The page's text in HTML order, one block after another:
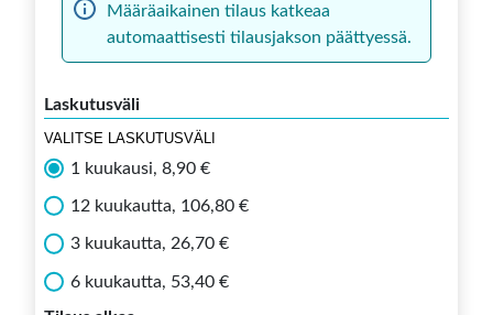
Määräaikainen tilaus katkeaa
automaattisesti tilausjakson päättyessä.
Laskutusväli
VALITSE LASKUTUSVÄLI
1 kuukausi, 8,90 €
12 kuukautta, 106,80 €
3 kuukautta, 26,70 €
6 kuukautta, 53,40 €